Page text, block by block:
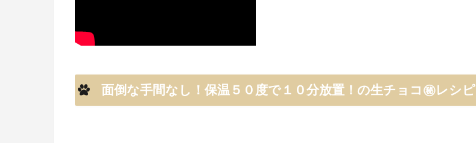
面倒な手間なし！保温５０度で１０分放置！の生チョコ㊙︎レシピ